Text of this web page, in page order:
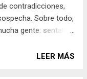
Trans),
contradicciones,
Sobre todo,
gente: sentarse
En contextos
LEER MÁS